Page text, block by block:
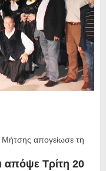
απογείωσε τη
απόψε Τρίτη 20